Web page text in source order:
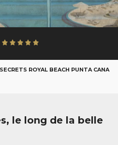
SECRETS ROYAL BEACH PUNTA CANA
le long de la belle